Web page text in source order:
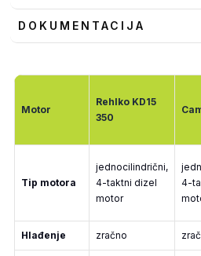
DOKUMENTACIJA
Motor
Rehlko KD15
350
Tip motora
jednocilindrični,
4-taktni dizel
motor
4-
Hlađenje zračno